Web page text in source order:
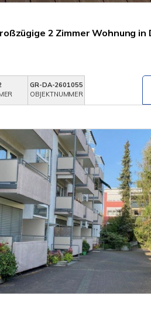
2 Zimmer Wohnung
GR-DA-2601055
OBJEKTNUMMER